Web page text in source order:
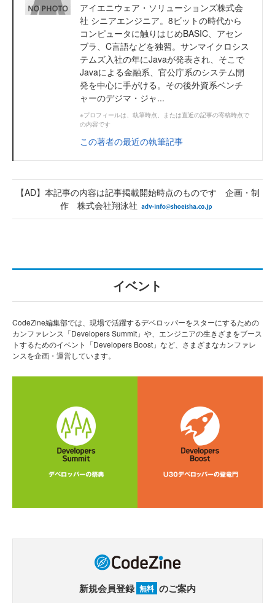
アイエニウェア・ソリューションズ株式会
社 シニアエンジニア。8ビットの時代から
コンピュータに触りはじめBASIC、アセン
ブラ、C言語などを独習。サンマイクロシス
テムズ入社の年にJavaが発表され、そこで
Javaによる金融系、官公庁系のシステム開
発を中心に手がける。その後外資系ベンチ
ャーのデジマ・ジャ...
※プロフィールは、執筆時点、または直近の記事の寄稿時点で
の内容です
この著者の最近の執筆記事
【AD】本記事の内容は記事掲載開始時点のものです 企画・制
作 株式会社翔泳社
イベント
CodeZine編集部では、現場で活躍するデベロッパーをスターにするための
カンファレンス「Developers Summit」や、エンジニアの生きざまをブース
トするためのイベント「Developers Boost」など、さまざまなカンファレ
ンスを企画・運営しています。
新規会員登録 無料 のご案内